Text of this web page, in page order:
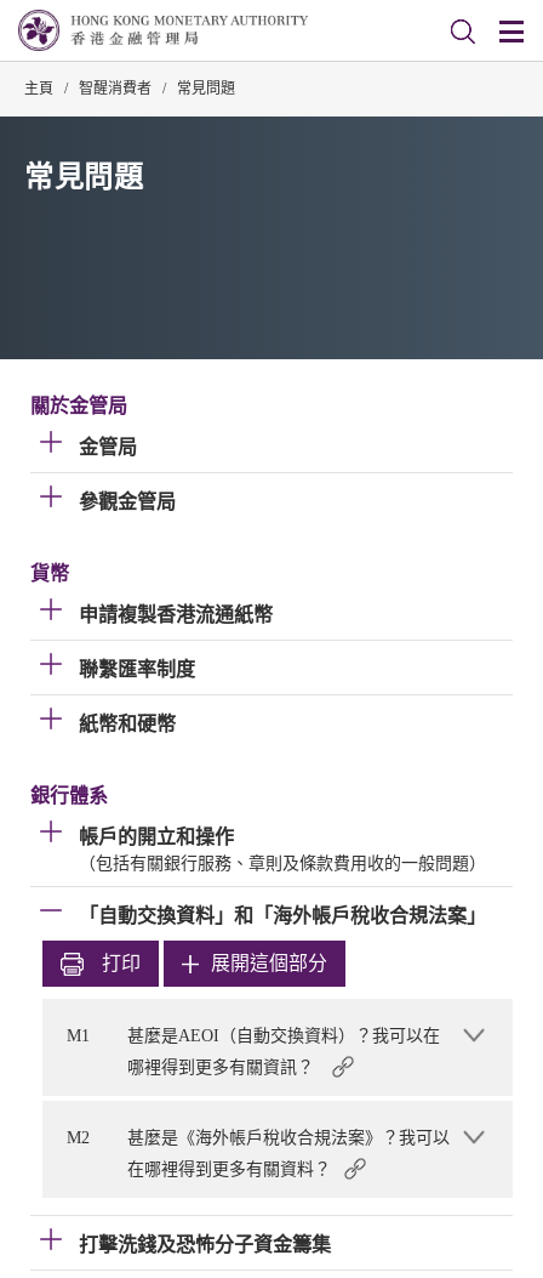
主頁 / 智醒消費者 / 常見問題
常見問題
關於金管局
金管局
參觀金管局
貨幣
申請複製香港流通紙幣
聯繫匯率制度
紙幣和硬幣
銀行體系
帳戶的開立和操作
（包括有關銀行服務、章則及條款費用收的一般問題）
「自動交換資料」和「海外帳戶稅收合規法案」
打印 展開這個部分
M1
甚麼是AEOI（自動交換資料）？我可以在
哪裡得到更多有關資訊？
M2
甚麼是《海外帳戶稅收合規法案》？我可以
在哪裡得到更多有關資料？
打擊洗錢及恐怖分子資金籌集